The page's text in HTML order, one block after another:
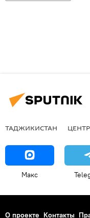
ТАДЖИКИСТАН
Макс
О проекте Контакты